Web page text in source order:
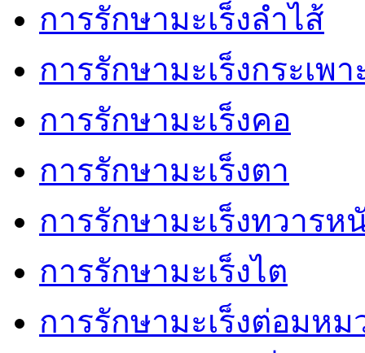
การรักษามะเร็งลำไส้
การรักษามะเร็งกระเพ
การรักษามะเร็งคอ
การรักษามะเร็งตา
การรักษามะเร็งทวารห
การรักษามะเร็งไต
การรักษามะเร็งต่อมหม